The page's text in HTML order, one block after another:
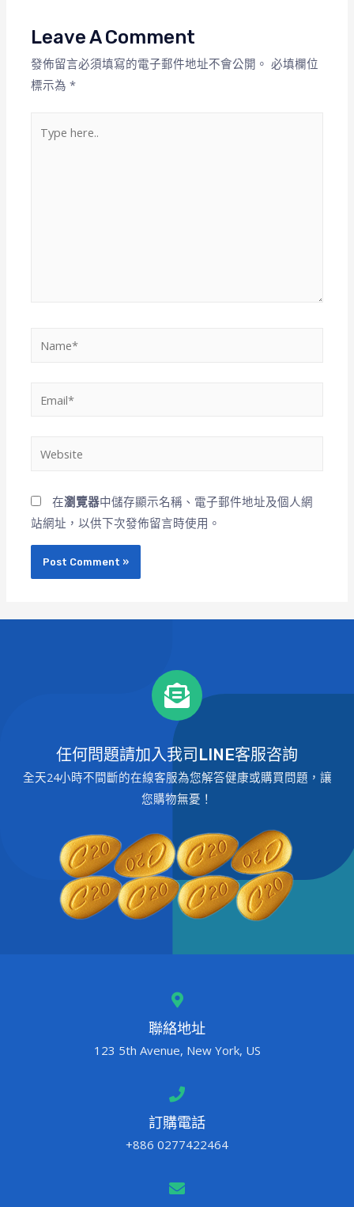
Leave A Comment
發佈留言必須填寫的電子郵件地址不會公開。 必填欄位
標示為*
在瀏覽器中儲存顯示名稱、電子郵件地址及個人網
站網址，以供下次發佈留言時使用。
任何問題請加入我司LINE客服咨詢
全天24小時不間斷的在線客服為您解答健康或購買問題，讓
您購物無憂！
聯絡地址
123 5th Avenue, New York, US
訂購電話
+886 0277422464